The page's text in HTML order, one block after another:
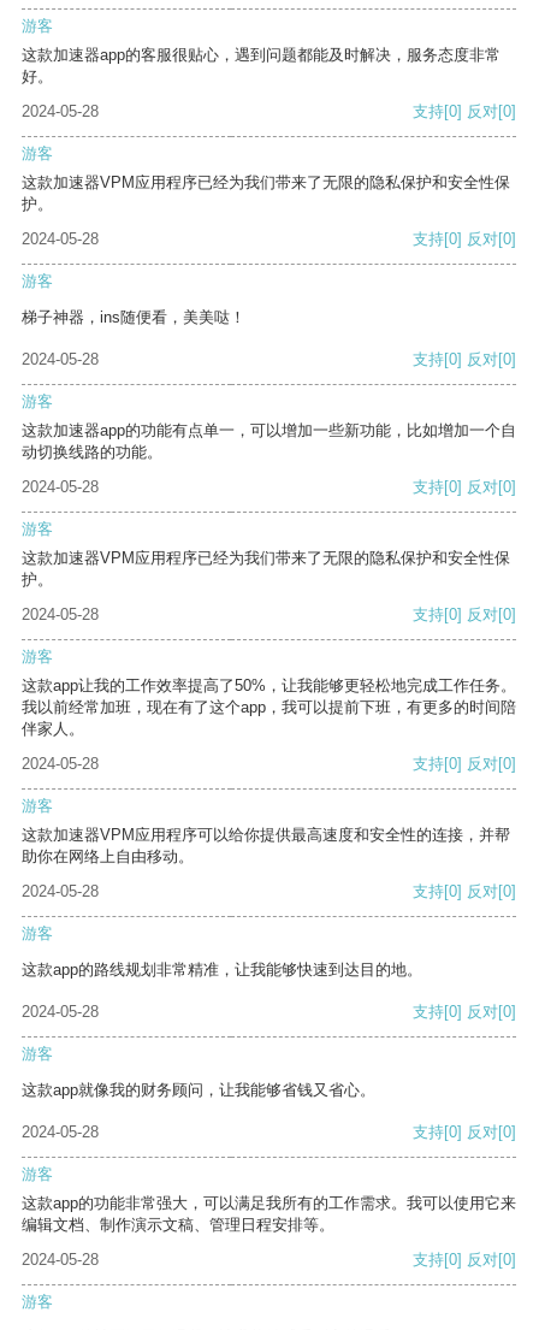
游客
这款加速器app的客服很贴心，遇到问题都能及时解决，服务态度非常
好。
2024-05-28
支持[0] 反对[0]
游客
这款加速器VPM应用程序已经为我们带来了无限的隐私保护和安全性保
护。
2024-05-28
支持[0] 反对[0]
游客
梯子神器，ins随便看，美美哒！
2024-05-28 支持[0] 反对[0]
游客
这款加速器app的功能有点单一，可以增加一些新功能，比如增加一个自
动切换线路的功能。
2024-05-28
支持[0] 反对[0]
游客
这款加速器VPM应用程序已经为我们带来了无限的隐私保护和安全性保
护。
2024-05-28
支持[0] 反对[0]
游客
这款app让我的工作效率提高了50%，让我能够更轻松地完成工作任务。
我以前经常加班，现在有了这个app，我可以提前下班，有更多的时间陪
伴家人。
2024-05-28
支持[0] 反对[0]
游客
这款加速器VPM应用程序可以给你提供最高速度和安全性的连接，并帮
助你在网络上自由移动。
2024-05-28
支持[0] 反对[0]
游客
这款app的路线规划非常精准，让我能够快速到达目的地。
2024-05-28 支持[0] 反对[0]
游客
这款app就像我的财务顾问，让我能够省钱又省心。
2024-05-28 支持[0] 反对[0]
游客
这款app的功能非常强大，可以满足我所有的工作需求。我可以使用它来
编辑文档、制作演示文稿、管理日程安排等。
2024-05-28
支持[0] 反对[0]
游客